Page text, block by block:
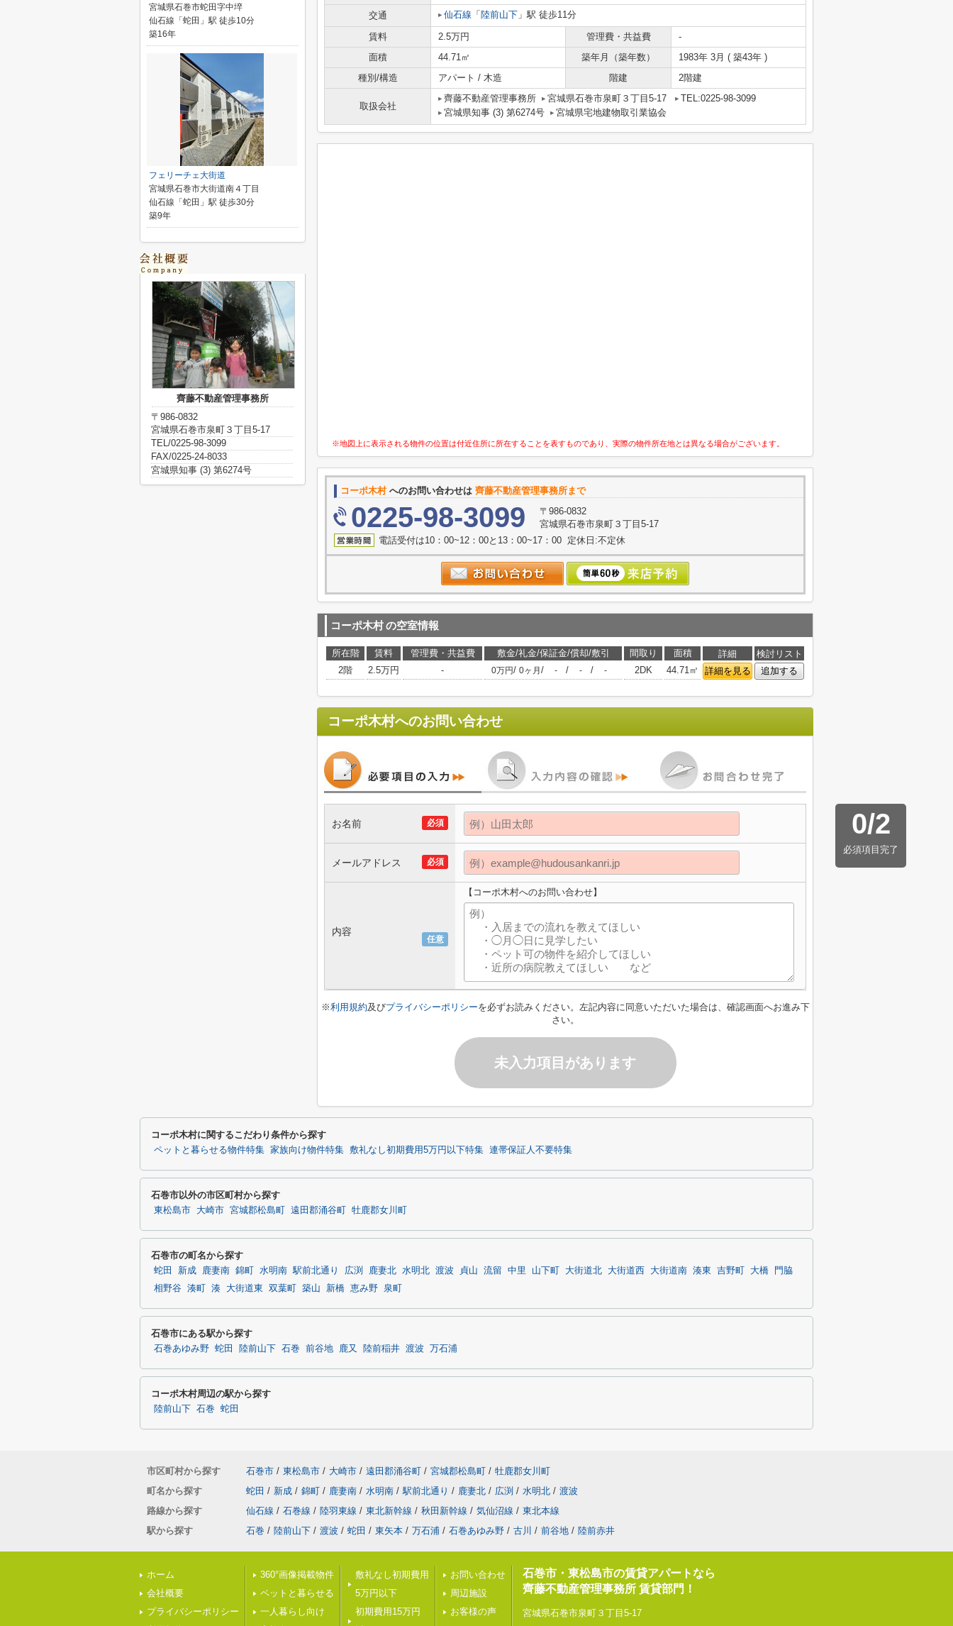
交通
仙石線 「 陸前山下 」駅 徒歩11分
賃料 2.5万円 管理費・共益費
-
面積
44.71㎡ 築年月（築年数）
1983年 3月 ( 築43年 )
種別/構造
アパート / 木造 階建 2階建
取扱会社
齊藤不動産管理事務所 宮城県石巻市泉町３丁目5-17
TEL:0225-98-3099
宮城県知事 (3) 第6274号
宮城県宅地建物取引業協会
※地図上に表示される物件の位置は付近住所に所在することを表すものであり、実際の物件所在地とは異なる場合がございます。
コーポ木村へのお問い合わせは 齊藤不動産管理事務所まで
0225-98-3099
〒986-0832
宮城県石巻市泉町３丁目5-17
電話受付は10：00~12：00と13：00~17：00 定休日:不定休
コーポ木村の空室情報
所在階 賃料 管理費・共益費 敷金/礼金/保証金/償却/敷引 間取り 面積 詳細
検討リスト
2階
2.5万円 - 0万円/ 0ヶ月 / - / - / - 2DK 44.71㎡ 詳細を見る 追加する
コーポ木村へのお問い合わせ
0/2
必須項目完了
必須
お名前
必須
メールアドレス
任意
内容
【コーポ木村へのお問い合わせ】
※利用規約及びプライバシーポリシーを必ずお読みください。左記内容に同意いただいた場合は、確認画面へお進み下
さい。
未入力項目があります
宮城県石巻市蛇田字中埣
仙石線「蛇田」駅 徒歩10分
築16年
フェリーチェ大街道
宮城県石巻市大街道南４丁目
仙石線「蛇田」駅 徒歩30分
築9年
齊藤不動産管理事務所
〒986-0832
宮城県石巻市泉町３丁目5-17
TEL/0225-98-3099
FAX/0225-24-8033
宮城県知事 (3) 第6274号
コーポ木村に関するこだわり条件から探す
ペットと暮らせる物件特集 家族向け物件特集 敷礼なし初期費用5万円以下特集 連帯保証人不要特集
石巻市以外の市区町村から探す
東松島市 大崎市 宮城郡松島町 遠田郡涌谷町 牡鹿郡女川町
石巻市の町名から探す
蛇田 新成 鹿妻南 錦町 水明南 駅前北通り 広渕 鹿妻北 水明北 渡波 貞山 流留 中里 山下町 大街道北 大街道西 大街道南 湊東 吉野町 大橋
門脇
相野谷 湊町 湊 大街道東 双葉町 築山 新橋 恵み野 泉町
石巻市にある駅から探す
石巻あゆみ野 蛇田 陸前山下 石巻 前谷地 鹿又 陸前稲井 渡波 万石浦
コーポ木村周辺の駅から探す
陸前山下 石巻 蛇田
市区町村から探す 石巻市 / 東松島市 / 大崎市 / 遠田郡涌谷町 / 宮城郡松島町 / 牡鹿郡女川町
町名から探す
蛇田 / 新成 / 錦町 / 鹿妻南 / 水明南 / 駅前北通り / 鹿妻北 / 広渕 / 水明北 / 渡波
路線から探す
仙石線 / 石巻線 / 陸羽東線 / 東北新幹線 / 秋田新幹線 / 気仙沼線 / 東北本線
駅から探す
石巻 / 陸前山下 / 渡波 / 蛇田 / 東矢本 / 万石浦 / 石巻あゆみ野 / 古川 / 前谷地 / 陸前赤井
ホーム
会社概要
プライバシーポリシー
360°画像掲載物件
ペットと暮らせる
一人暮らし向け
敷礼なし初期費用
5万円以下
初期費用15万円
お問い合わせ
周辺施設
お客様の声
石巻市・東松島市の賃貸アパートなら
齊藤不動産管理事務所 賃貸部門！
宮城県石巻市泉町３丁目5-17